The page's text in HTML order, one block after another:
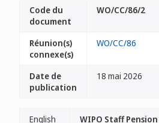
Code du
document
WO/CC/86/2
Réunion(s)
connexe(s)
WO/CC/86
Date de
publication
18 mai 2026
English
WIPO Staff